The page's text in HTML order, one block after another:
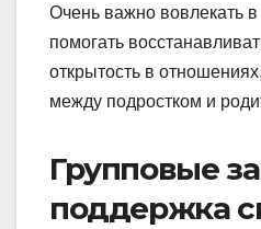
Очень важно вовлекать
помогать
открытость в
между подростком и
Групповые
поддержка